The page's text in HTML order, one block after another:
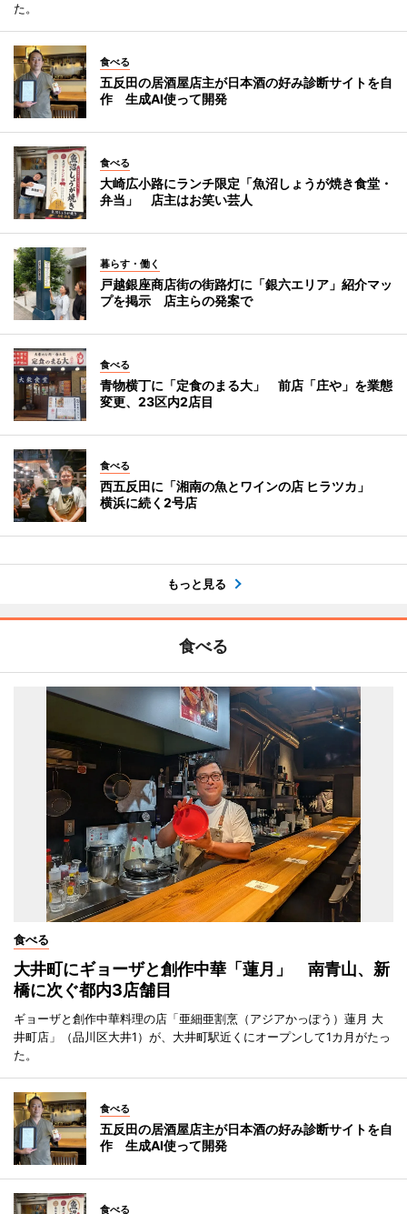
た。
食べる
五反田の居酒屋店主が日本酒の好み診断サイトを自
作 生成AI使って開発
食べる
大崎広小路にランチ限定「魚沼しょうが焼き食堂・
弁当」 店主はお笑い芸人
暮らす・働く
戸越銀座商店街の街路灯に「銀六エリア」紹介マッ
プを掲示 店主らの発案で
食べる
青物横丁に「定食のまる大」 前店「庄や」を業態
変更、23区内2店目
食べる
西五反田に「湘南の魚とワインの店 ヒラツカ」
横浜に続く2号店
もっと見る
食べる
食べる
大井町にギョーザと創作中華「蓮月」 南青山、新
橋に次ぐ都内3店舗目
ギョーザと創作中華料理の店「亜細亜割烹（アジアかっぽう）蓮月 大
井町店」（品川区大井1）が、大井町駅近くにオープンして1カ月がたっ
た。
食べる
五反田の居酒屋店主が日本酒の好み診断サイトを自
作 生成AI使って開発
食べる